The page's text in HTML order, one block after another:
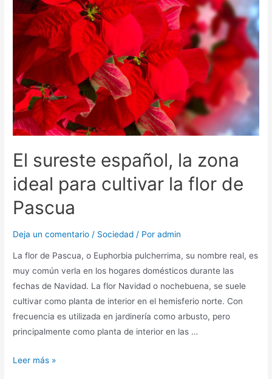
El sureste español, la zona
ideal para cultivar la flor de
Pascua
Deja un comentario / Sociedad / Poradmin
La flor de Pascua, o Euphorbia pulcherrima, su nombre real, es
muy común verla en los hogares domésticos durante las
fechas de Navidad. La flor Navidad o nochebuena, se suele
cultivar como planta de interior en el hemisferio norte. Con
frecuencia es utilizada en jardinería como arbusto, pero
principalmente como planta de interior en las …
Leer más »